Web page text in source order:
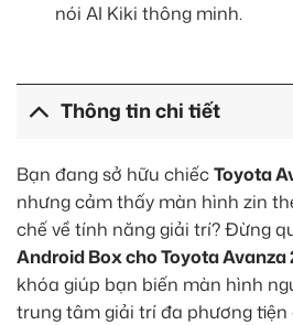
nói AI Kiki thông minh.
Thông tin chi tiết
Bạn đang sở hữu chiếcToyota
nhưng cảm thấy màn hình zin
chế về tính năng giải trí? Đừng
Android Box cho Toyota Avanza
khóa giúp bạn biến màn hình
trung tâm giải trí đa phương